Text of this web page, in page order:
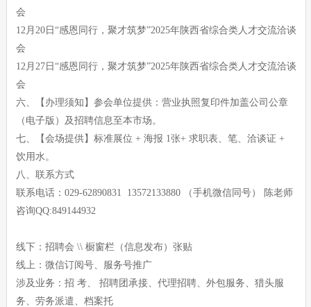
会
12月20日“感恩同行，聚才筑梦”2025年陕西省综合类人才交流洽谈
会
12月27日“感恩同行，聚才筑梦”2025年陕西省综合类人才交流洽谈
会
六、【办理须知】参会单位提供：营业执照复印件加盖公司公章
（电子版）及招聘信息至本市场。
七、【会场提供】标准展位 + 海报 1张+ 求职表、笔、洽谈证 +
饮用水。
八、联系方式
联系电话：029-62890831 13572133880 （手机微信同号） 陈老师
咨询QQ:849144932
线下：招聘会 \\ 橱窗栏（信息发布）张贴
线上：微信订阅号、服务号推广
涉及业务：招 考、 招聘团承接、代理招聘、外包服务、猎头服
务、劳务派遣、档案托